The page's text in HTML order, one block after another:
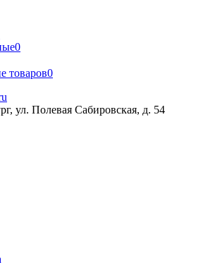
0
товаров0
ул. Полевая Сабировская, д. 54